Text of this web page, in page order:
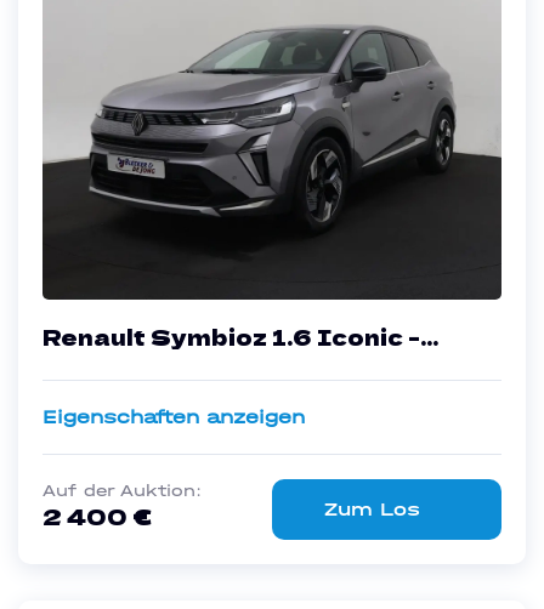
Renault Symbioz 1.6 Iconic -
30.959 km
Eigenschaften anzeigen
Auf der Auktion:
2 400 € Zum Los